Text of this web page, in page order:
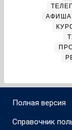
АФИША
Полная версия
Справочник